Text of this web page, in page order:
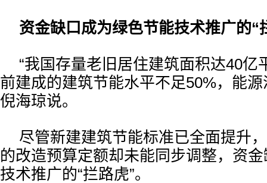
资金缺口成为绿色节能技术推广的“
“我国存量老旧居住建筑面积达40亿
前建成的建筑节能水平不足50%，能源
倪海琼说。
尽管新建建筑节能标准已全面提升
的改造预算定额却未能同步调整，资
技术推广的“拦路虎”。